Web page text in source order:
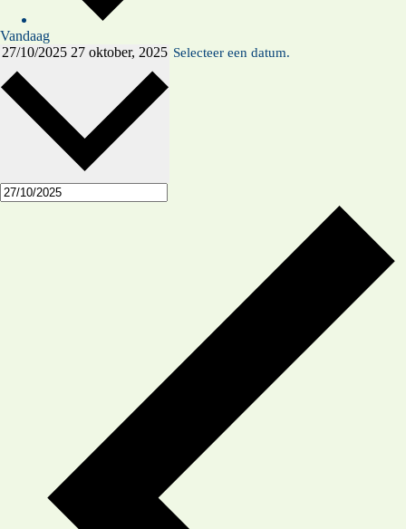
Vandaag
27/10/2025 27 oktober, 2025 Selecteer een datum.